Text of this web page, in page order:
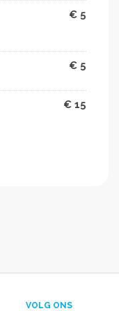
€ 5
€ 5
€ 15
VOLG ONS